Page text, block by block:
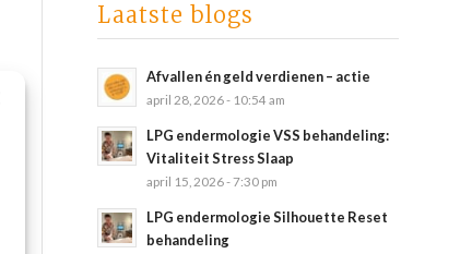
Laatste blogs
Afvallen én geld verdienen – actie
april 28, 2026 - 10:54 am
LPG endermologie VSS behandeling:
Vitaliteit Stress Slaap
april 15, 2026 - 7:30 pm
LPG endermologie Silhouette Reset
behandeling